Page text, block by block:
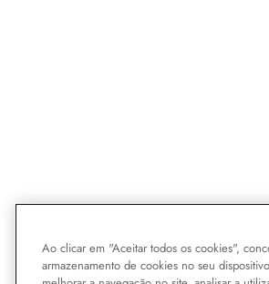
Ao clicar em "Aceitar todos os cookies",
armazenamento de cookies no seu